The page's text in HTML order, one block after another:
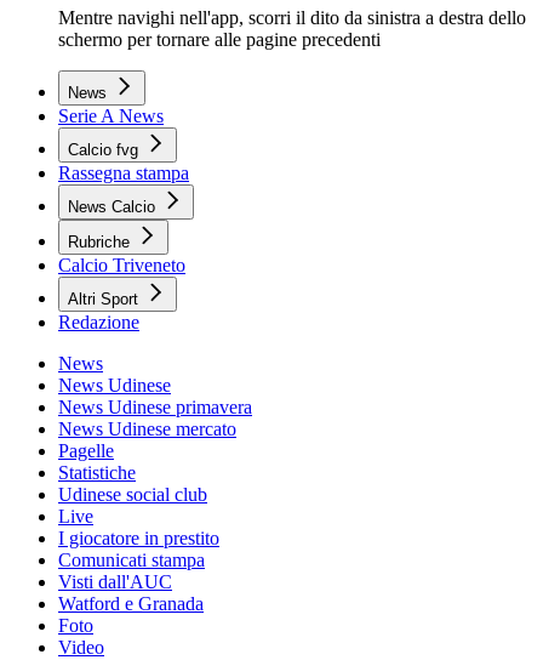
Mentre navighi nell'app, scorri il dito da sinistra a destra dello
schermo per tornare alle pagine precedenti
News
Serie A News
Calcio fvg
Rassegna stampa
News Calcio
Rubriche
Calcio Triveneto
Altri Sport
Redazione
News
News Udinese
News Udinese primavera
News Udinese mercato
Pagelle
Statistiche
Udinese social club
Live
I giocatore in prestito
Comunicati stampa
Visti dall'AUC
Watford e Granada
Foto
Video